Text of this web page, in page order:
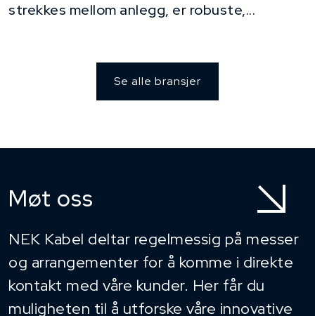
strekkes mellom anlegg, er robuste,...
Se alle bransjer
Møt oss
NEK Kabel deltar regelmessig på messer
og arrangementer for å komme i direkte
kontakt med våre kunder. Her får du
muligheten til å utforske våre innovative